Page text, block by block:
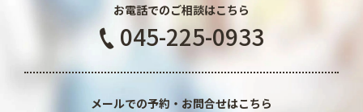
お電話でのご相談はこちら
045-225-0933
メールでの予約・お問合せはこちら